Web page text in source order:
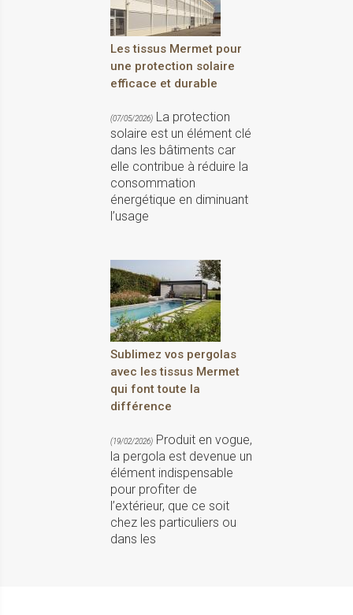
Les tissus Mermet pour
une protection solaire
efficace et durable
(07/05/2026) La protection
solaire est un élément clé
dans les bâtiments car
elle contribue à réduire la
consommation
énergétique en diminuant
l’usage
Sublimez vos pergolas
avec les tissus Mermet
qui font toute la
différence
(19/02/2026) Produit en vogue,
la pergola est devenue un
élément indispensable
pour profiter de
l’extérieur, que ce soit
chez les particuliers ou
dans les